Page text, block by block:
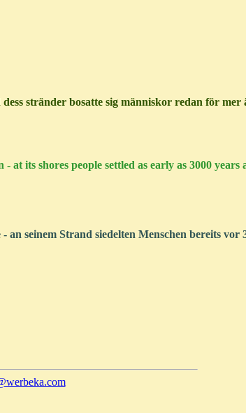
stränder bosatte sig människor redan för mer
at its shores people settled as early as 3000 years
an seinem Strand siedelten Menschen bereits vor